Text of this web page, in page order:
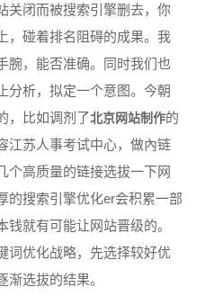
关闭而被搜索引擎删去，你
，碰着排名阻碍的成果。我
腕，能否准确。同时我们也
分析，拟定一个意图。今朝
，比如调剂了北京网站制作的
江苏人事考试中心，做內链
个高质量的链接选拔一下网
的搜索引擎优化er会积累一部
钱就有可能让网站晋级的。
词优化战略，先选择较好优
选拔的结果。